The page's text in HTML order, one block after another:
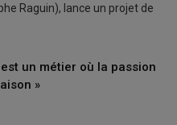
Raguin), lance un projet de
un métier où la passion
»